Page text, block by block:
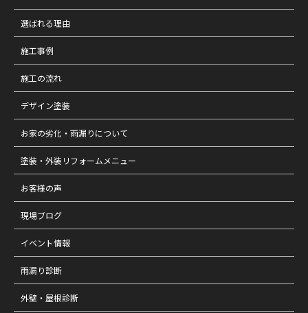
選ばれる理由
施工事例
施工の流れ
デザイン塗装
お家の劣化・雨漏りについて
塗装・外装リフォームメニュー
お客様の声
現場ブログ
イベント情報
雨漏り診断
外壁・屋根診断